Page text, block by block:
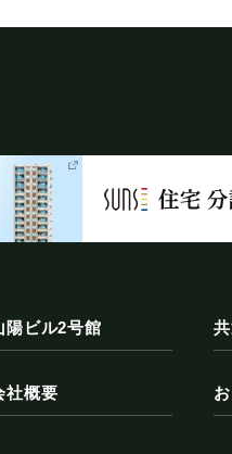
、ご本人であることを確認
るとともに、本ポリシー
陽ビル2号館
社概要